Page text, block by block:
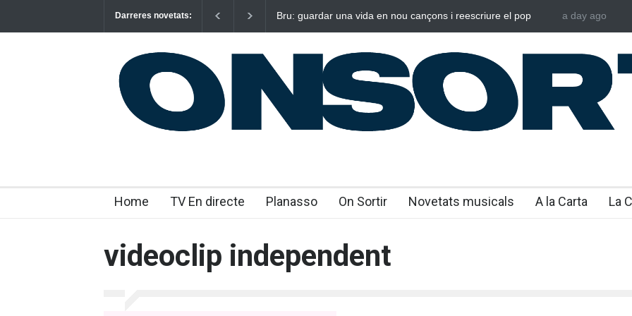
Darreres novetats:
Bru: guardar una vida en nou cançons i reescriure el pop
Laura West
a day ago
Home TV En directe Planasso On Sortir Novetats musicals A la Carta La
videoclip independent